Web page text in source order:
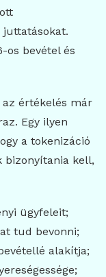
juttatásokat.
os bevétel és
az értékelés már
Egy ilyen
a tokenizáció
bizonyítania kell,
ügyfeleit;
tud bevonni;
alakítja;